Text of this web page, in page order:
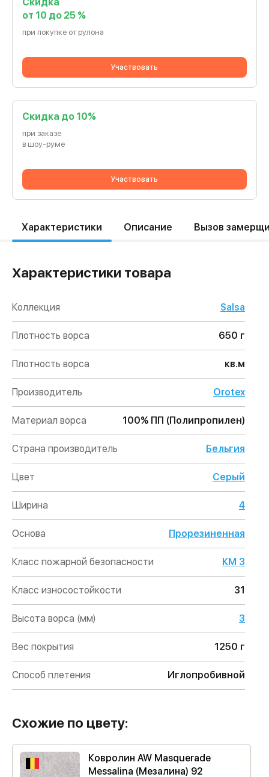
от 10 до 25 %
при покупке от рулона
Участвовать
Cкидка до 10%
при заказе
в шоу-руме
Участвовать
Характеристики Описание Вызов
Характеристики товара
Коллекция Salsa
Плотность ворса 650 г
Плотность ворса кв.м
Производитель Orotex
Материал ворса 100% ПП (Полипропилен)
Страна производитель Бельгия
Цвет Серый
Ширина 4
Основа Прорезиненная
Класс пожарной безопасности КМ 3
Класс износостойкости 31
Высота ворса (мм) 3
Вес покрытия 1250 г
Способ плетения Иглопробивной
Схожие по цвету:
Ковролин AW Masquerade
Messalina (Мезалина) 92